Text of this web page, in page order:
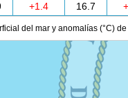
+1.4 16.7
del mar y anomalías (°C)